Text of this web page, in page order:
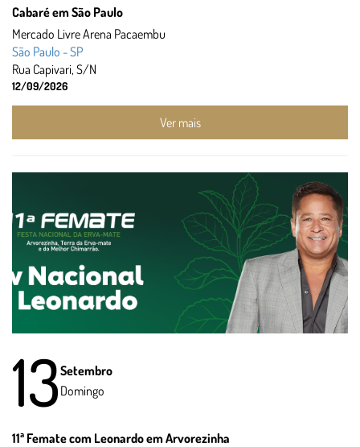
Cabaré em São Paulo
Mercado Livre Arena Pacaembu
São Paulo - SP
Rua Capivari, S/N
12/09/2026
Ver mais
13Setembro
Domingo
11ª Femate com Leonardo em Arvorezinha